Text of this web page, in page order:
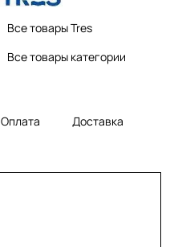
Все товары Tres
Все товары категории
Оплата Доставка